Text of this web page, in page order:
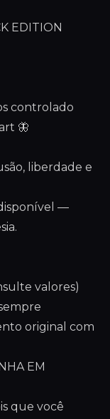
EDITION
controlado
🦋
liberdade e
disponível —
valores)
original com
EM
que você